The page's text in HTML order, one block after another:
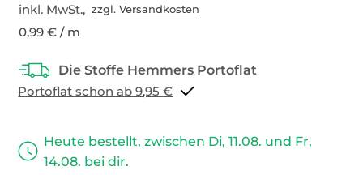
inkl. MwSt.,zzgl. Versandkosten
0,99 € / m
Portoflat schon ab 9,95 €
Heute bestellt, zwischen Di, 11.08. und Fr,
14.08. bei dir.